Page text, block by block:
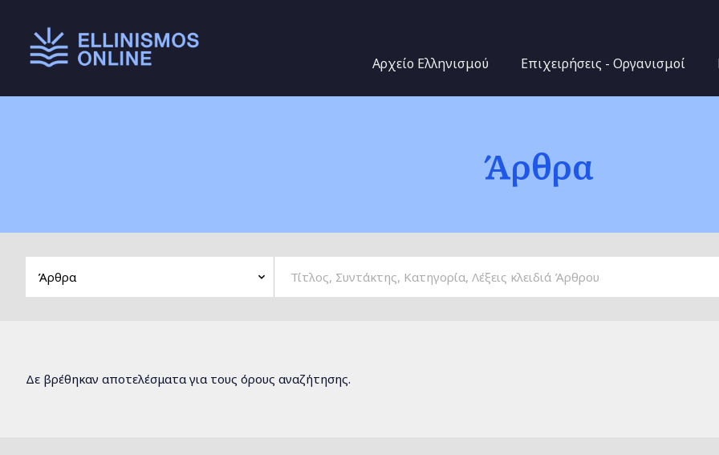
Main menu Αρχείο Ελληνισμού Επιχειρήσεις - Οργανισμοί
Άρθρα
Δε βρέθηκαν αποτελέσματα για τους όρους αναζήτησης.